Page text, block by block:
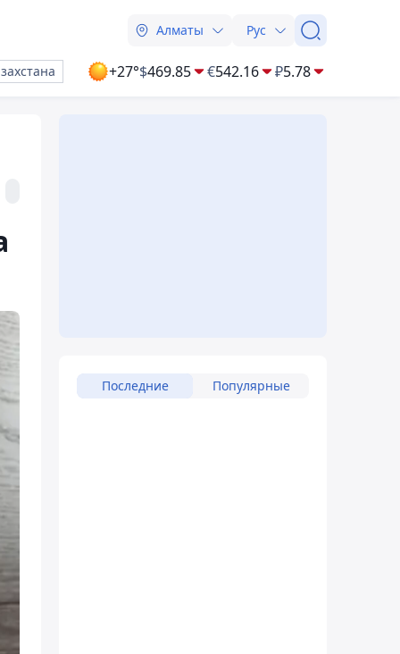
Алматы Рус
+27°$469.85 €542.16 ₽5.78
Последние Популярные